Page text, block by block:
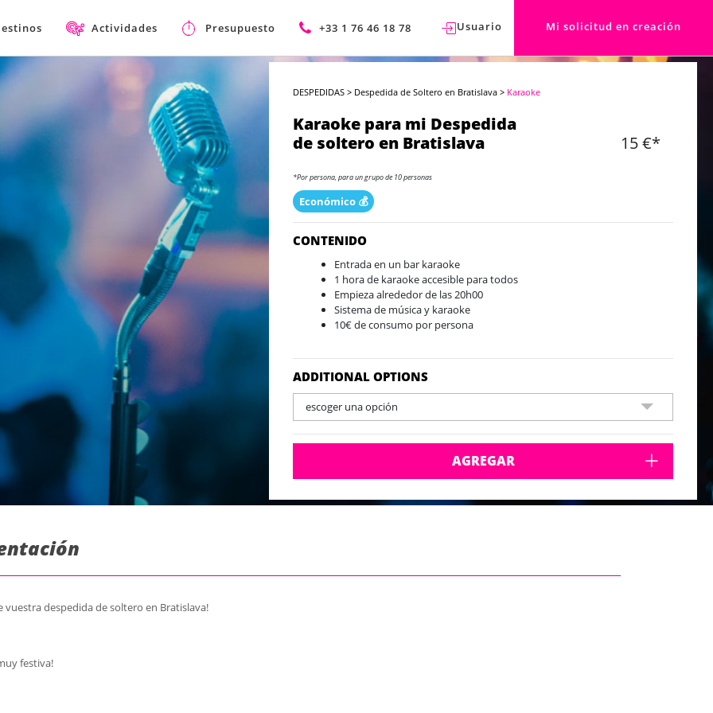
Actividades Presupuesto +33 1 76 46 18 78 Usuario Mi solicitud en creación
DESPEDIDAS > Despedida de Soltero en Bratislava > Karaoke
Karaoke para mi Despedida
de soltero en Bratislava
15 €*
*Por persona, para un grupo de 10 personas
Económico 💰
CONTENIDO
Entrada en un bar karaoke
1 hora de karaoke accesible para todos
Empieza alrededor de las 20h00
Sistema de música y karaoke
10€ de consumo por persona
ADDITIONAL OPTIONS
escoger una opción
AGREGAR
despedida de soltero en Bratislava!
festiva!